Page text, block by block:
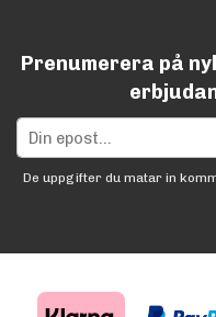
Prenumerera på
De uppgifter du matar in